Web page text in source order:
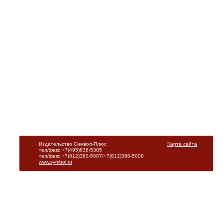
Карта сайта
Издательство Символ-Плюс
тел/факс +7(495)638-5305
тел/факс +7(812)380-5007/+7(812)380-5008
www.symbol.ru